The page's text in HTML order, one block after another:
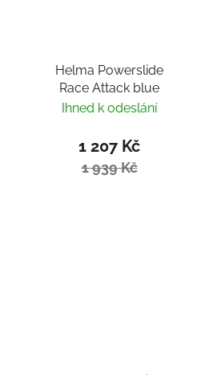
Helma Powerslide
Race Attack blue
Ihned k odeslání
1 207 Kč
1 939 Kč